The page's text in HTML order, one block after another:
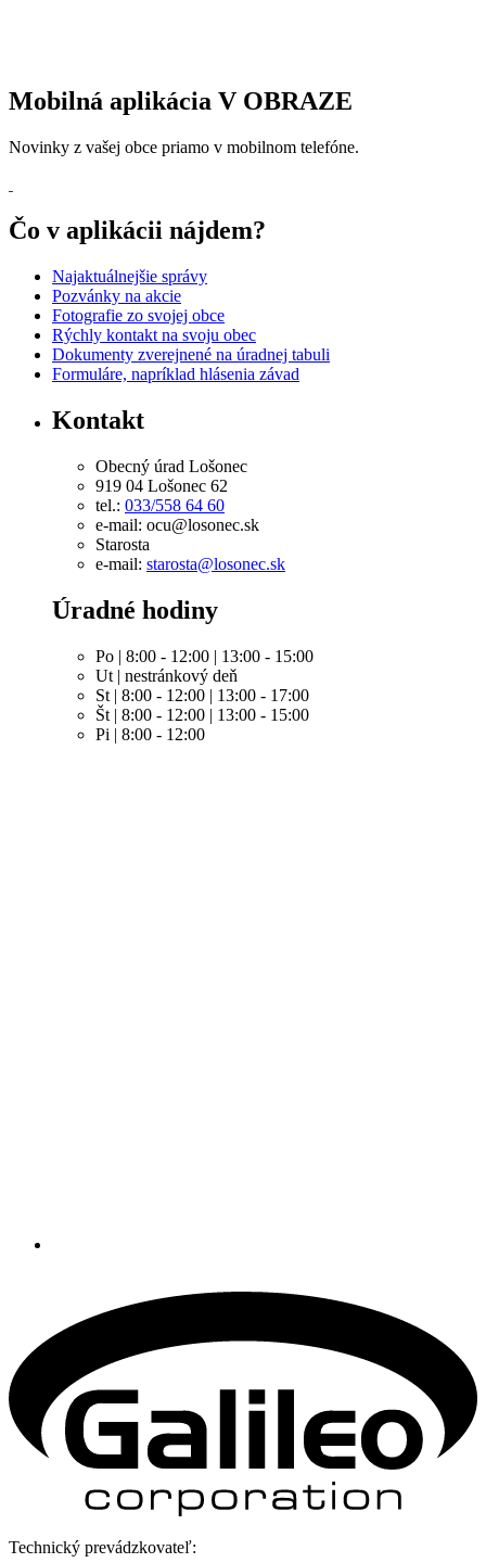
Mobilná aplikácia V OBRAZE
Novinky z vašej obce priamo v mobilnom telefóne.
Čo v aplikácii nájdem?
Najaktuálnejšie správy
Pozvánky na akcie
Fotografie zo svojej obce
Rýchly kontakt na svoju obec
Dokumenty zverejnené na úradnej tabuli
Formuláre, napríklad hlásenia závad
Kontakt
Obecný úrad Lošonec
919 04 Lošonec 62
tel.: 033/558 64 60
e-mail: ocu@losonec.sk
Starosta
e-mail: starosta@losonec.sk
Úradné hodiny
Po | 8:00 - 12:00 | 13:00 - 15:00
Ut | nestránkový deň
St | 8:00 - 12:00 | 13:00 - 17:00
Št | 8:00 - 12:00 | 13:00 - 15:00
Pi | 8:00 - 12:00
Technický prevádzkovateľ: